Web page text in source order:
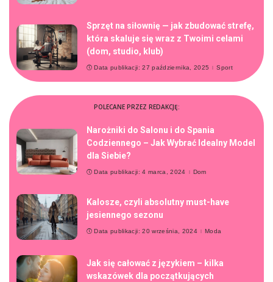
Sprzęt na siłownię — jak zbudować strefę,
która skaluje się wraz z Twoimi celami
(dom, studio, klub)
Data publikacji: 27 października, 2025 Sport
POLECANE PRZEZ REDAKCJĘ:
Narożniki do Salonu i do Spania
Codziennego – Jak Wybrać Idealny Model
dla Siebie?
Data publikacji: 4 marca, 2024 Dom
Kalosze, czyli absolutny must-have
jesiennego sezonu
Data publikacji: 20 września, 2024 Moda
Jak się całować z językiem – kilka
wskazówek dla początkujących